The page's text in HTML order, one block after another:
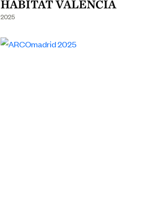
HÁBITAT VALENCIA
2025